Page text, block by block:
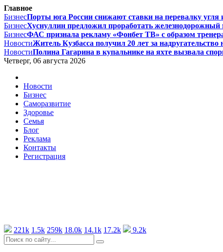
Главное
БизнесПорты юга России снижают ставки на перевалку угля
БизнесХуснуллин предложил проработать
БизнесФАС признала рекламу «Фонбет ТВ» с образом
НовостиЖитель Кузбасса получил 20 лет за надругательство
НовостиПолина Гагарина в купальнике на яхте вызвала
Четверг, 06 августа 2026
Новости
Бизнес
Саморазвитие
Здоровье
Семья
Блог
Реклама
Контакты
Регистрация
221k 1.5k 259k 18.0k 14.1k 17.2k 9.2k